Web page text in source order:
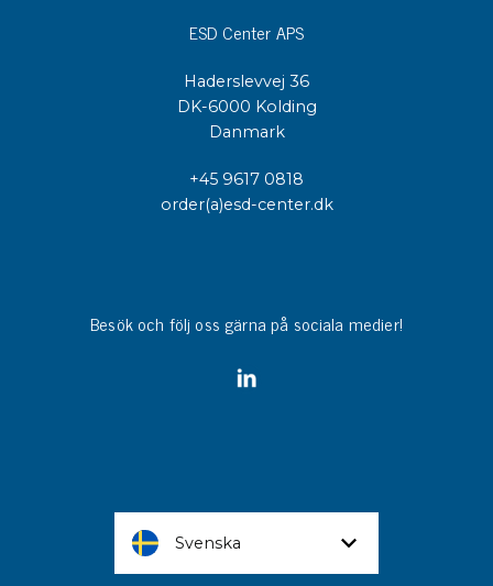
ESD Center APS
Haderslevvej 36
DK-6000 Kolding
Danmark
+45 9617 0818
order(a)esd-center.dk
Besök och följ oss gärna på sociala medier!
Svenska